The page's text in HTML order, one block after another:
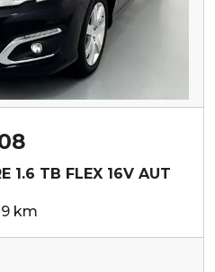
1.6 TB FLEX 16V AUT
km